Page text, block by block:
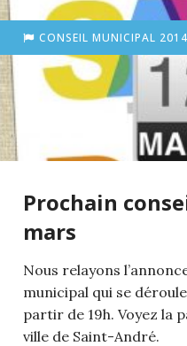
CONSEIL MUNICIPAL
Prochain
mars
Nous relayons
municipal qui se
partir de 19h. Voyez la
ville de Saint-André.